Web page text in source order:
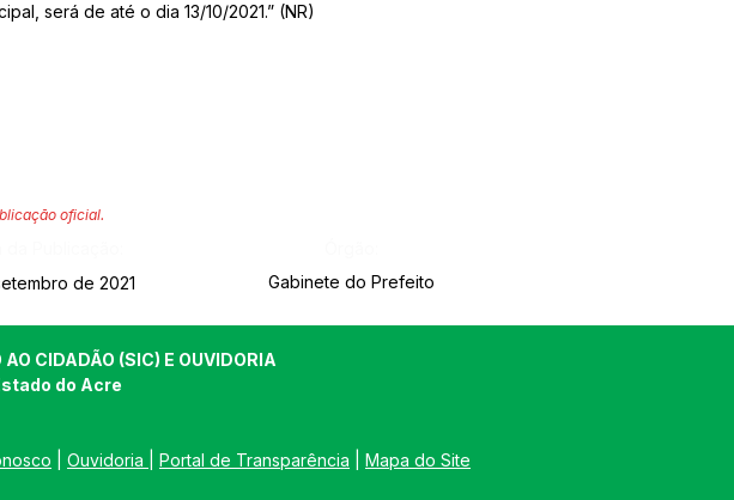
será de até o dia 13/10/2021.” (NR)
oficial.
de 2021 Gabinete do Prefeito
CIDADÃO (SIC) E OUVIDORIA
do Acre
Ouvidoria Portal de Transparência Mapa do Site